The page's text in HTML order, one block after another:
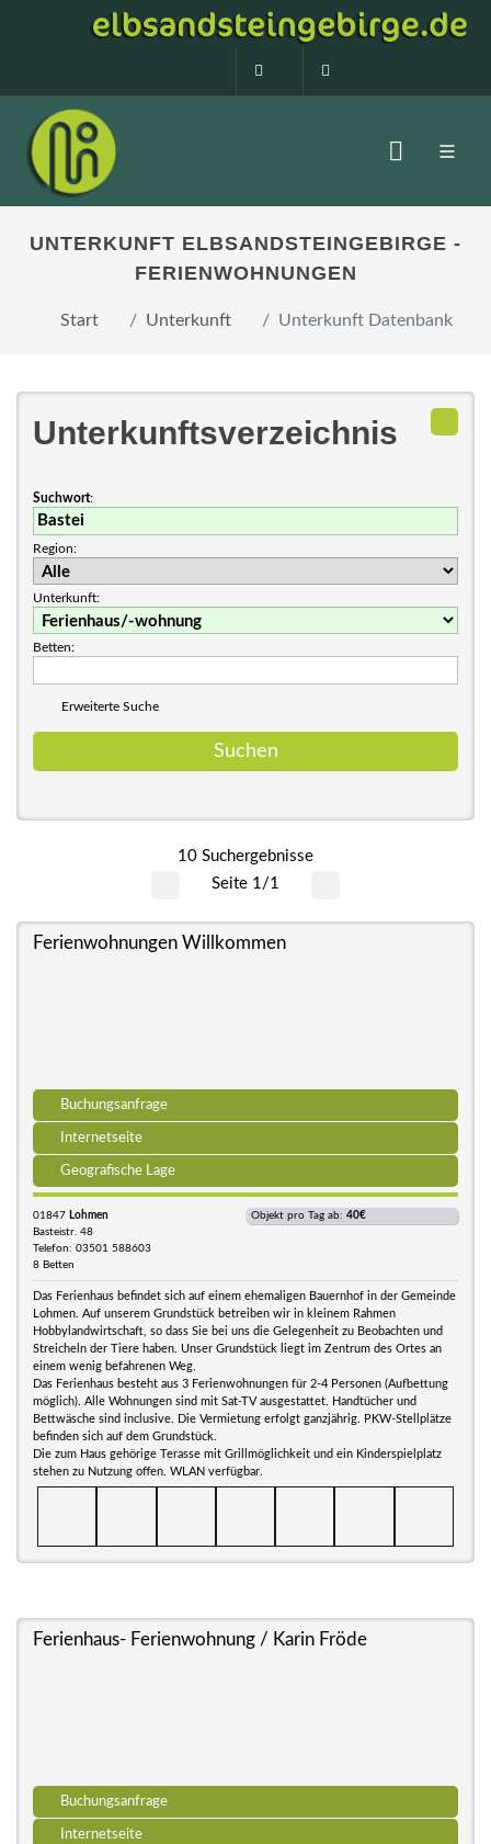
0160 99873408
UNTERKUNFT ELBSANDSTEINGEBIRGE -
FERIENWOHNUNGEN
Start Unterkunft Unterkunft Datenbank
Unterkunftsverzeichnis
Suchwort:
Region:
Unterkunft:
Betten:
Erweiterte Suche
10 Suchergebnisse
Seite 1/1
Ferienwohnungen Willkommen
Buchungsanfrage
Internetseite
Geografische Lage
01847 Lohmen
Basteistr. 48
Telefon: 03501 588603
8 Betten
Objekt pro Tag ab: 40€
Das Ferienhaus befindet sich auf einem ehemaligen Bauernhof in der Gemeinde
Lohmen. Auf unserem Grundstück betreiben wir in kleinem Rahmen
Hobbylandwirtschaft, so dass Sie bei uns die Gelegenheit zu Beobachten und
Streicheln der Tiere haben. Unser Grundstück liegt im Zentrum des Ortes an
einem wenig befahrenen Weg.
Das Ferienhaus besteht aus 3 Ferienwohnungen für 2-4 Personen (Aufbettung
möglich). Alle Wohnungen sind mit Sat-TV ausgestattet. Handtücher und
Bettwäsche sind inclusive. Die Vermietung erfolgt ganzjährig. PKW-Stellplätze
befinden sich auf dem Grundstück.
Die zum Haus gehörige Terasse mit Grillmöglichkeit und ein Kinderspielplatz
stehen zu Nutzung offen. WLAN verfügbar.
Ferienhaus- Ferienwohnung / Karin Fröde
Buchungsanfrage
Internetseite